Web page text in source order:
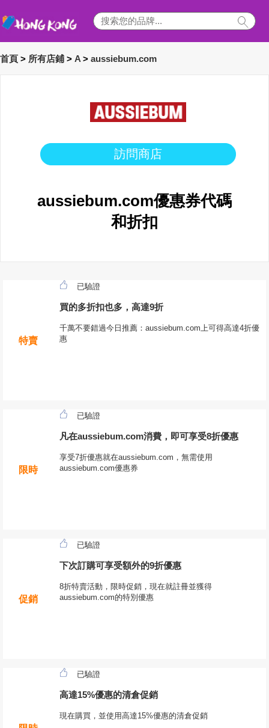
首頁 > 所有店鋪 > A > aussiebum.com
訪問商店
aussiebum.com優惠券代碼
和折扣
特賣
已驗證
買的多折扣也多，高達9折
千萬不要錯過今日推薦：aussiebum.com上可得高達4折優
惠
限時
已驗證
凡在aussiebum.com消費，即可享受8折優惠
享受7折優惠就在aussiebum.com，無需使用
aussiebum.com優惠券
促銷
已驗證
下次訂購可享受額外的9折優惠
8折特賣活動，限時促銷，現在就註冊並獲得
aussiebum.com的特別優惠
已驗證
高達15%優惠的清倉促銷
現在購買，並使用高達15%優惠的清倉促銷